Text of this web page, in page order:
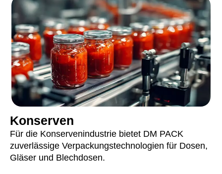
Konserven
Für die Konservenindustrie bietet DM PACK
zuverlässige Verpackungstechnologien für Dosen,
Gläser und Blechdosen.